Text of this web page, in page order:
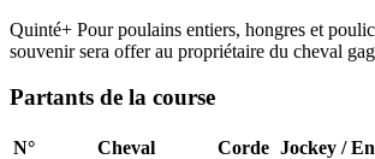
Quinté+ Pour poulains entiers, hongres et
souvenir sera offer au propriétaire du cheval
Partants de la course
N° Cheval Corde Jockey /